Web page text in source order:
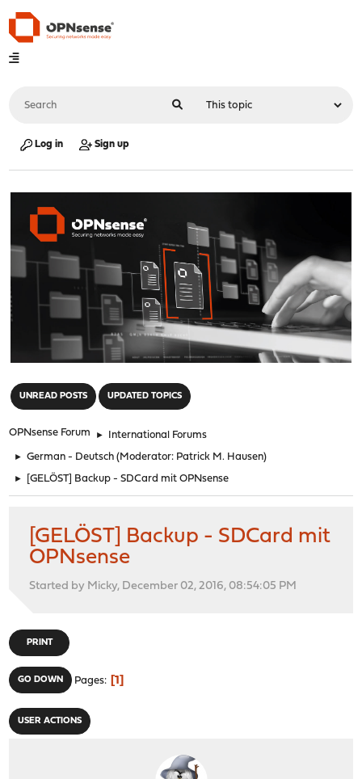
Log in Sign up
UNREAD POSTS UPDATED TOPICS
OPNsense Forum ► International Forums
► German - Deutsch (Moderator: Patrick M. Hausen)
► [GELÖST] Backup - SDCard mit OPNsense
[GELÖST] Backup - SDCard mit
OPNsense
Started by Micky, December 02, 2016, 08:54:05 PM
PRINT
GO DOWN Pages 1
USER ACTIONS